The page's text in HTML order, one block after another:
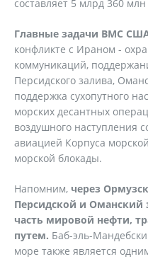
составляет 5 млрд 360
Главные задачи ВМС
конфликте с Ираном -
коммуникаций,
Персидского залива,
поддержка сухопутного
морских десантных
воздушного наступления
авиацией Корпуса
морской блокады.
Напомним, через
Персидской и Оманский
часть мировой нефти,
путем. Баб-эль-
море также является